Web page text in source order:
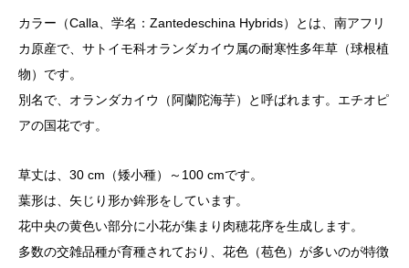
カラー（Calla、学名：Zantedeschina Hybrids）とは、南アフリ
カ原産で、サトイモ科オランダカイウ属の耐寒性多年草（球根植
物）です。
別名で、オランダカイウ（阿蘭陀海芋）と呼ばれます。エチオピ
アの国花です。
草丈は、30 cm（矮小種）～100 cmです。
葉形は、矢じり形か鉾形をしています。
花中央の黄色い部分に小花が集まり肉穂花序を生成します。
多数の交雑品種が育種されており、花色（苞色）が多いのが特徴